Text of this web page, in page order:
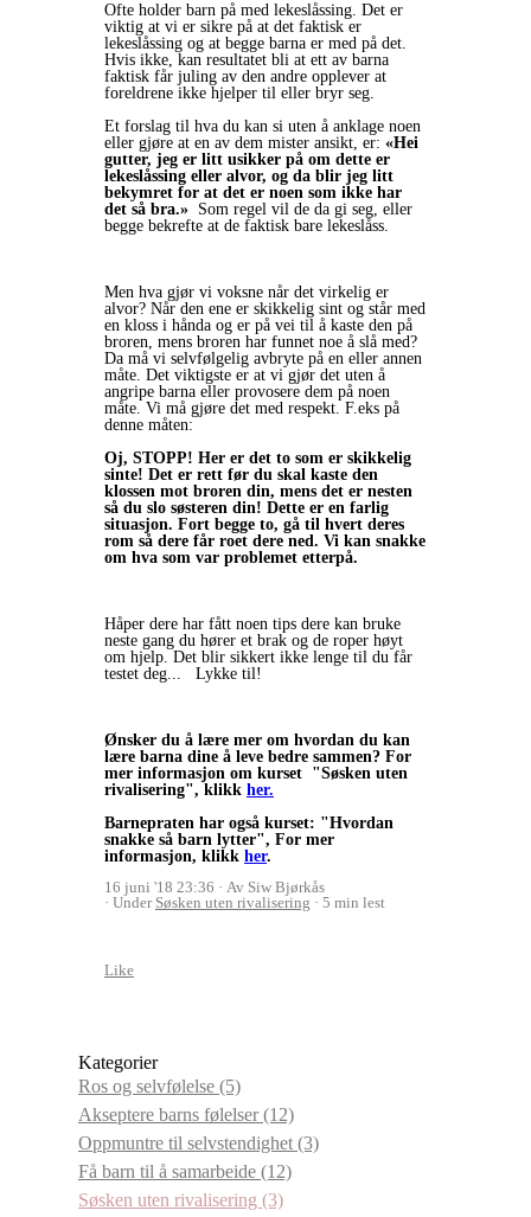
Ofte holder barn på med lekeslåssing. Det er
viktig at vi er sikre på at det faktisk er
lekeslåssing og at begge barna er med på det.
Hvis ikke, kan resultatet bli at ett av barna
faktisk får juling av den andre opplever at
foreldrene ikke hjelper til eller bryr seg.
Et forslag til hva du kan si uten å anklage noen
eller gjøre at en av dem mister ansikt, er: «Hei
gutter, jeg er litt usikker på om dette er
lekeslåssing eller alvor, og da blir jeg litt
bekymret for at det er noen som ikke har
det så bra.» Som regel vil de da gi seg, eller
begge bekrefte at de faktisk bare lekeslåss.
Men hva gjør vi voksne når det virkelig er
alvor? Når den ene er skikkelig sint og står med
en kloss i hånda og er på vei til å kaste den på
broren, mens broren har funnet noe å slå med?
Da må vi selvfølgelig avbryte på en eller annen
måte. Det viktigste er at vi gjør det uten å
angripe barna eller provosere dem på noen
måte. Vi må gjøre det med respekt. F.eks på
denne måten:
Oj, STOPP! Her er det to som er skikkelig
sinte! Det er rett før du skal kaste den
klossen mot broren din, mens det er nesten
så du slo søsteren din! Dette er en farlig
situasjon. Fort begge to, gå til hvert deres
rom så dere får roet dere ned. Vi kan snakke
om hva som var problemet etterpå.
Håper dere har fått noen tips dere kan bruke
neste gang du hører et brak og de roper høyt
om hjelp. Det blir sikkert ikke lenge til du får
testet deg... Lykke til!
Ønsker du å lære mer om hvordan du kan
lære barna dine å leve bedre sammen? For
mer informasjon om kurset "Søsken uten
rivalisering", klikk her.
Barnepraten har også kurset: "Hvordan
snakke så barn lytter", For mer
informasjon, klikk her.
16 juni '18 23:36
Av Siw Bjørkås
Under Søsken uten rivalisering 5 min lest
Like
Kategorier
Ros og selvfølelse (5)
Akseptere barns følelser(12)
Oppmuntre til selvstendighet (3)
Få barn til å samarbeide (12)
Søsken uten rivalisering (3)